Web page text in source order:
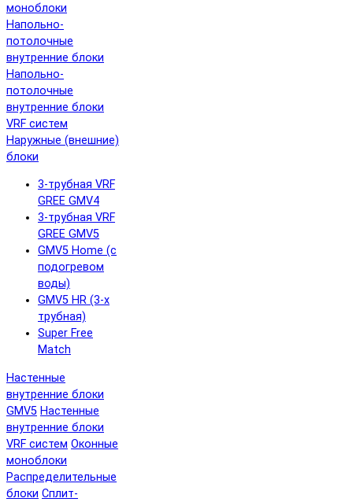
моноблоки
Напольно-
потолочные
внутренние блоки
Напольно-
потолочные
внутренние блоки
VRF систем
Наружные (внешние)
блоки
3-трубная VRF
GREE GMV4
3-трубная VRF
GREE GMV5
GMV5 Home (с
подогревом
воды)
GMV5 HR (3-х
трубная)
Super Free
Match
Настенные
внутренние блоки
GMV5 Настенные
внутренние блоки
VRF систем Оконные
моноблоки
Распределительные
блоки Сплит-